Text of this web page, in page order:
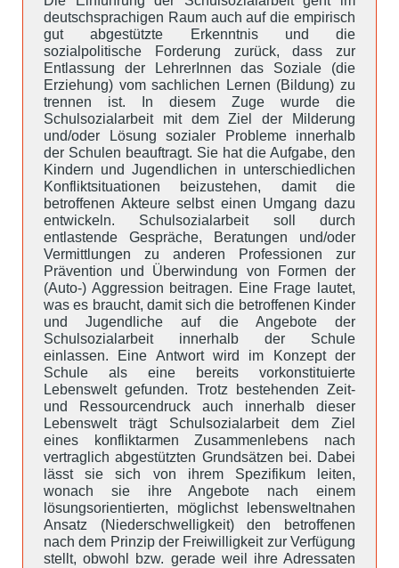
deutschsprachigen Raum auch auf die empirisch
gut abgestützte Erkenntnis und die
sozialpolitische Forderung zurück, dass zur
Entlassung der LehrerInnen das Soziale (die
Erziehung) vom sachlichen Lernen (Bildung) zu
trennen ist. In diesem Zuge wurde die
Schulsozialarbeit mit dem Ziel der Milderung
und/oder Lösung sozialer Probleme innerhalb
der Schulen beauftragt. Sie hat die Aufgabe, den
Kindern und Jugendlichen in unterschiedlichen
Konfliktsituationen beizustehen, damit die
betroffenen Akteure selbst einen Umgang dazu
entwickeln. Schulsozialarbeit soll durch
entlastende Gespräche, Beratungen und/oder
Vermittlungen zu anderen Professionen zur
Prävention und Überwindung von Formen der
(Auto-) Aggression beitragen. Eine Frage lautet,
was es braucht, damit sich die betroffenen Kinder
und Jugendliche auf die Angebote der
Schulsozialarbeit innerhalb der Schule
einlassen. Eine Antwort wird im Konzept der
Schule als eine bereits vorkonstituierte
Lebenswelt gefunden. Trotz bestehenden Zeit-
und Ressourcendruck auch innerhalb dieser
Lebenswelt trägt Schulsozialarbeit dem Ziel
eines konfliktarmen Zusammenlebens nach
vertraglich abgestützten Grundsätzen bei. Dabei
lässt sie sich von ihrem Spezifikum leiten,
wonach sie ihre Angebote nach einem
lösungsorientierten, möglichst lebensweltnahen
Ansatz (Niederschwelligkeit) den betroffenen
nach dem Prinzip der Freiwilligkeit zur Verfügung
stellt, obwohl bzw. gerade weil ihre Adressaten